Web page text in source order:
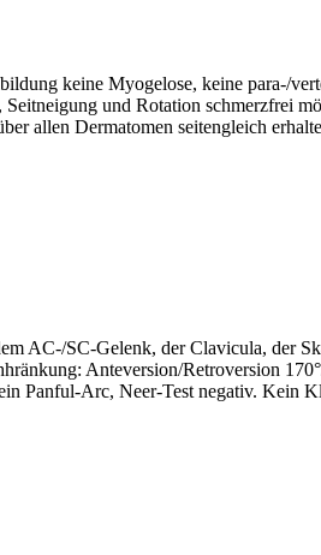
keine Myogelose, keine para-/
und Rotation schmerzfrei
allen Dermatomen seitengleich
AC-/SC-Gelenk, der Clavicula, der
Anteversion/Retroversion
Panful-Arc, Neer-Test negativ. Kein